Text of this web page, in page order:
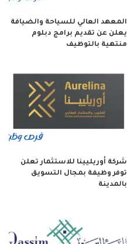
المعهد العالي للسياحة والضيافة
يعلن عن تقديم برامج دبلوم
منتهية بالتوظيف
شركة أوريليينا للاستثمار تعلن
توفر وظيفة بمجال التسويق
بالمدينة